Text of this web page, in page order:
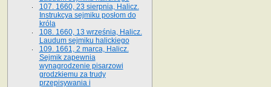
107. 1660, 23 sierpnia, Halicz.
Instrukcya sejmiku posłom do
króla
108. 1660, 13 września, Halicz.
Laudum sejmiku halickiego
109. 1661, 2 marca, Halicz.
Sejmik zapewnia
wynagrodzenie pisarzowi
grodzkiemu za trudy
przepisywania i